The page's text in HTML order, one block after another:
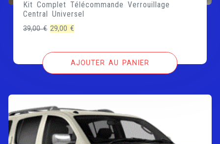
Kit Complet Télécommande Verrouillage
Central Universel
39,00€ Le
initial
29,00€
actuel
est :
AJOUTER AU PANIER